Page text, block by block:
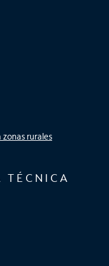
rurales
TÉCNICA